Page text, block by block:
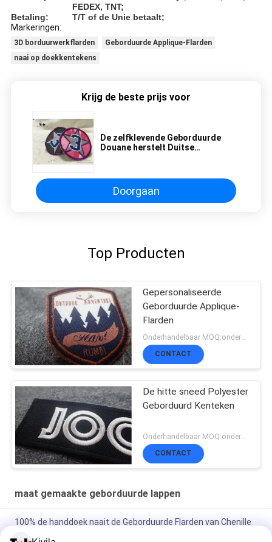
FEDEX, TNT;
Betaling:
T/T of de Unie betaalt;
Markeringen:
3D borduurwerkflarden
Geborduurde Applique-Flarden
naai op doekkentekens
Krijg de beste prijs voor
De zelfklevende Geborduurde
Douane herstelt Duitse
Doorgaan
Top Producten
Gepersonaliseerde
Geborduurde Applique-
Flarden
CONTACT
De hitte sneed Polyester
Geborduurd Kenteken
CONTACT
maat gemaakte geborduurde lappen
100% de handdoek naait de Geborduurde Flarden van Chenille